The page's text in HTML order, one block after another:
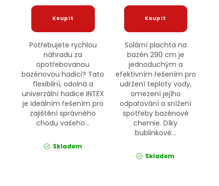
Potřebujete rychlou
náhradu za
opotřebovanou
bazénovou hadici? Tato
flexibilní, odolná a
univerzální hadice INTEX
je ideálním řešením pro
zajištění správného
chodu vašeho...
Skladem
Solární plachta na
bazén 290 cm je
jednoduchým a
efektivním řešením pro
udržení teploty vody,
omezení jejího
odpařování a snížení
spotřeby bazénové
chemie. Díky
bublinkové...
Skladem